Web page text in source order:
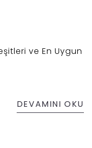
ve En Uygun
DEVAMINI OKU